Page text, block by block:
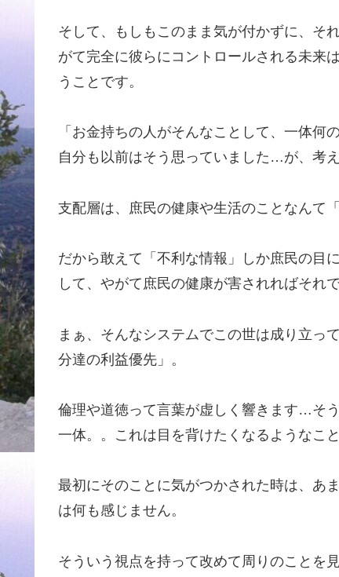
そして、もしもこのまま気が付かずに、そ
がて完全に彼らにコントロールされる未来
うことです。
「お金持ちの人がそんなことして、一体何
自分も以前はそう思っていました…が、考え
支配層は、庶民の健康や生活のことなんて
だから敢えて「不利な情報」しか庶民の目
して、やがて庶民の健康が害されればそれ
まぁ、そんなシステムでこの世は成り立っ
分達の利益優先」。
倫理や道徳って言葉が虚しく響きます…そ
一体。。これは目を背けたくなるようなこと
最初にそのことに気がつかされた時は、あ
は何も感じません。
そういう視点を持って改めて周りのことを